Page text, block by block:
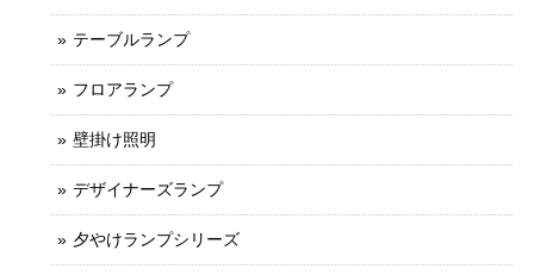
テーブルランプ
フロアランプ
壁掛け照明
デザイナーズランプ
夕やけランプシリーズ